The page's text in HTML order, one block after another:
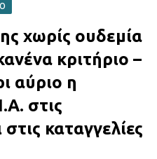
χωρίς ουδεμία
κριτήριο –
αύριο η
στις
καταγγελίες